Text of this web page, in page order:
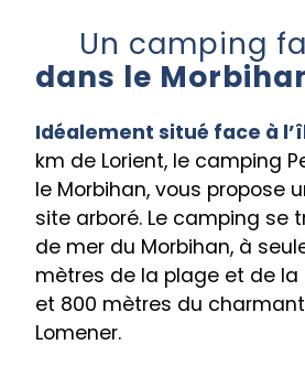
Un camping
dans le
Idéalement situé face à
km de Lorient, le camping
le Morbihan, vous propose
site arboré. Le camping se
de mer du Morbihan, à
mètres de la plage et de
et 800 mètres du
Lomener.